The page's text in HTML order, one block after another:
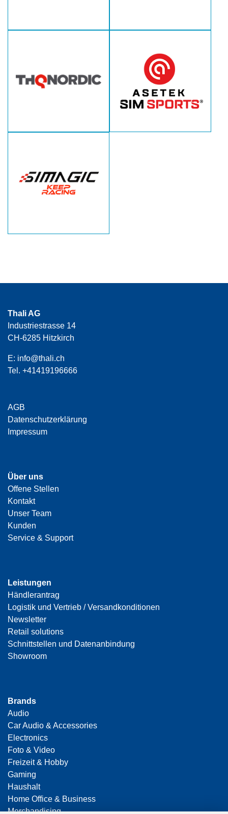
Thali AG
Industriestrasse 14
CH-6285 Hitzkirch
E: info@thali.ch
Tel. +41419196666
AGB
Datenschutzerklärung
Impressum
Über uns
Offene Stellen
Kontakt
Unser Team
Kunden
Service & Support
Leistungen
Händlerantrag
Logistik und Vertrieb / Versandkonditionen
Newsletter
Retail solutions
Schnittstellen und Datenanbindung
Showroom
Brands
Audio
Car Audio & Accessories
Electronics
Foto & Video
Freizeit & Hobby
Gaming
Haushalt
Home Office & Business
Merchandising